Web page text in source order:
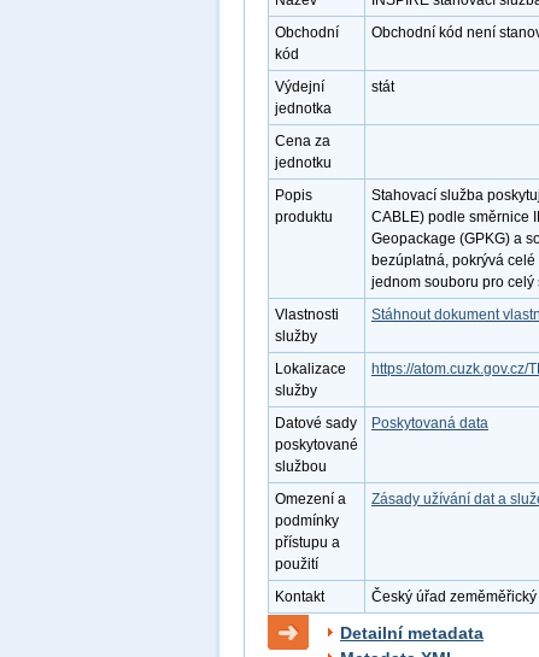
Obchodní
kód
Obchodní kód není
Výdejní
jednotka
stát
Cena za
jednotku
Popis
produktu
Stahovací služba
CABLE) podle směrnice
Geopackage (GPKG) a
bezúplatná, pokrývá
jednom souboru pro celý
Vlastnosti
služby
Stáhnout dokument
Lokalizace
služby
https://atom.cuzk.gov.cz/
Datové sady
poskytované
službou
Poskytovaná data
Omezení a
podmínky
přístupu a
použití
Zásady užívání dat a
Kontakt Český úřad
Detailní metadata